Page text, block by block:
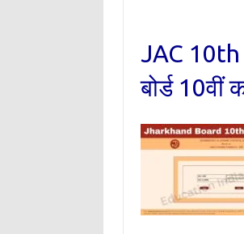
JAC
बोर्ड 10वीं